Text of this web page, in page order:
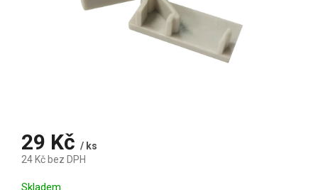
29 Kč / ks
24 Kč bez DPH
Skladem